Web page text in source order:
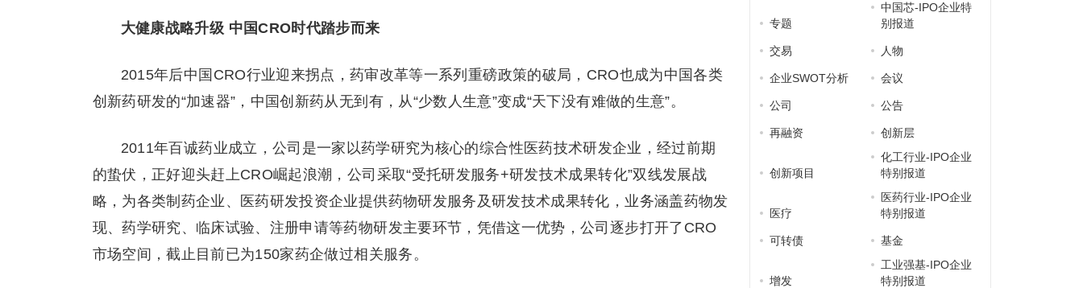
大健康战略升级 中国CRO时代踏步而来
2015年后中国CRO行业迎来拐点，药审改革等一系列重磅政策的破局，CRO也成为中国各类
创新药研发的“加速器”，中国创新药从无到有，从“少数人生意”变成“天下没有难做的生意”。
2011年百诚药业成立，公司是一家以药学研究为核心的综合性医药技术研发企业，经过前期
的蛰伏，正好迎头赶上CRO崛起浪潮，公司采取“受托研发服务+研发技术成果转化”双线发展战
略，为各类制药企业、医药研发投资企业提供药物研发服务及研发技术成果转化，业务涵盖药物发
现、药学研究、临床试验、注册申请等药物研发主要环节，凭借这一优势，公司逐步打开了CRO
市场空间，截止目前已为150家药企做过相关服务。
专题
中国芯-IPO企业特
别报道
交易 人物
企业SWOT分析 会议
公司 公告
再融资 创新层
创新项目
化工行业-IPO企业
特别报道
医疗
医药行业-IPO企业
特别报道
可转债 基金
增发
工业强基-IPO企业
特别报道